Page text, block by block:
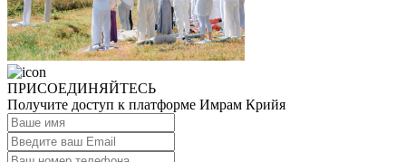
ПРИСОЕДИНЯЙТЕСЬ
Получите доступ к платформе Имрам Крийя